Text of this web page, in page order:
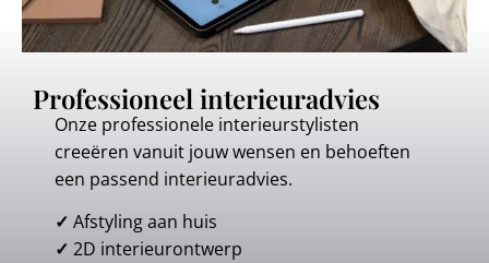
Professioneel interieuradvies
Onze professionele interieurstylisten
creeëren vanuit jouw wensen en behoeften
een passend interieuradvies.
✓ Afstyling aan huis
✓ 2D interieurontwerp